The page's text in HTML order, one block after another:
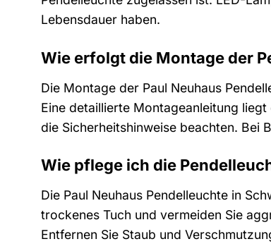
Lebensdauer haben.
Wie erfolgt die Montage der
Die Montage der Paul Neuhaus
Eine detaillierte Montageanleitung
die Sicherheitshinweise beachten. Bei
Wie pflege ich die
Die Paul Neuhaus Pendelleuchte in
trockenes Tuch und vermeiden Sie
Entfernen Sie Staub und